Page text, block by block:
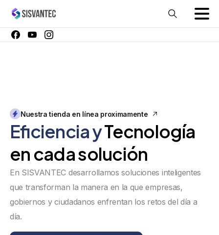
Nuestra tienda en línea proximamente
EficienciayTecnología
en cadasolución
En SISVANTEC desarrollamos soluciones inteligentes
que transforman la manera en la que empresas,
gobiernos y ciudadanos enfrentan los retos del día a
día.